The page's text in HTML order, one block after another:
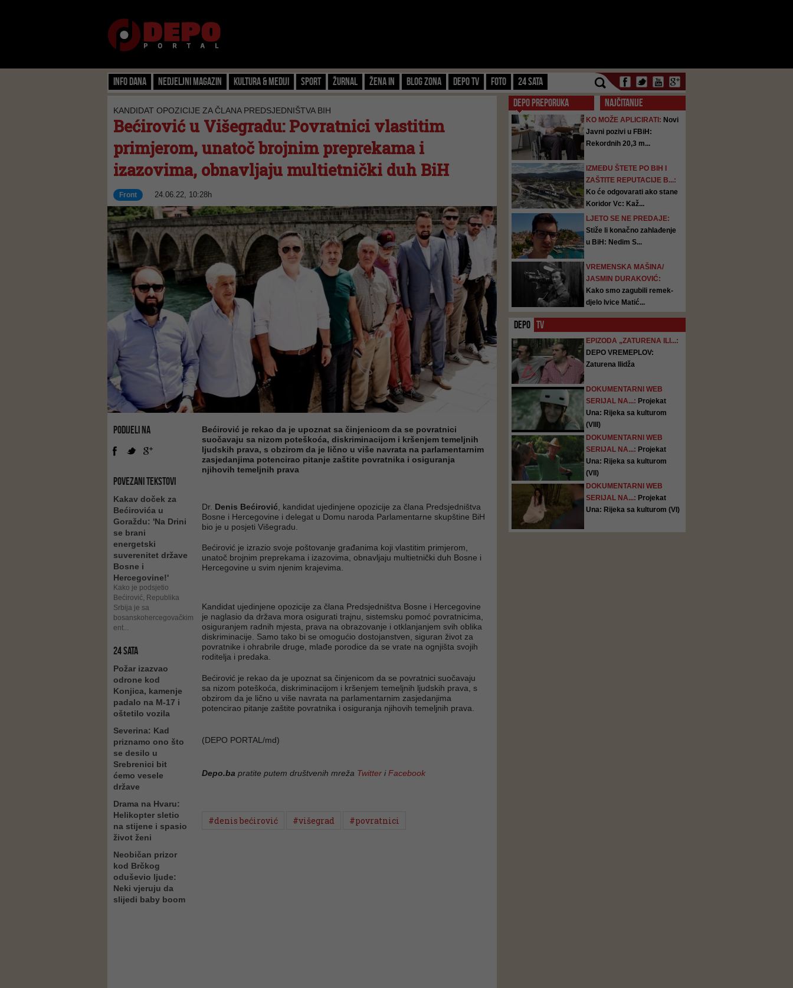
Info dana Nedjeljni magazin Kultura & Mediji Sport Žurnal Žena IN Blog zona Depo TV FOTO 24 SATA
KANDIDAT OPOZICIJE ZA ČLANA PREDSJEDNIŠTVA BIH
Bećirović u Višegradu: Povratnici vlastitim
primjerom, unatoč brojnim preprekama i
izazovima, obnavljaju multietnički duh BiH
Front 24.06.22, 10:28h
PODIJELI NA
POVEZANI TEKSTOVI
Kakav doček za
Bećirovića u
Goraždu: 'Na Drini
se brani
energetski
suverenitet države
Bosne i
Hercegovine!'
Kako je podsjetio
Bećirović, Republika
Srbija je sa
bosanskohercegovačkim
ent...
24 SATA
Požar izazvao
odrone kod
Konjica, kamenje
padalo na M-17 i
oštetilo vozila
Severina: Kad
priznamo ono što
se desilo u
Srebrenici bit
ćemo vesele
države
Drama na Hvaru:
Helikopter sletio
na stijene i spasio
život ženi
Neobičan prizor
kod Brčkog
oduševio ljude:
Neki vjeruju da
slijedi baby boom
Bećirović je rekao da je upoznat sa činjenicom da se povratnici
suočavaju sa nizom poteškoća, diskriminacijom i kršenjem temeljnih
ljudskih prava, s obzirom da je lično u više navrata na parlamentarnim
zasjedanjima potencirao pitanje zaštite povratnika i osiguranja
njihovih temeljnih prava
Dr. Denis Bećirović , kandidat ujedinjene opozicije za člana Predsjedništva
Bosne i Hercegovine i delegat u Domu naroda Parlamentarne skupštine BiH
bio je u posjeti Višegradu.
Bećirović je izrazio svoje poštovanje građanima koji vlastitim primjerom,
unatoč brojnim preprekama i izazovima, obnavljaju multietnički duh Bosne i
Hercegovine u svim njenim krajevima.
Kandidat ujedinjene opozicije za člana Predsjedništva Bosne i Hercegovine
je naglasio da država mora osigurati trajnu, sistemsku pomoć povratnicima,
osiguranjem radnih mjesta, prava na obrazovanje i otklanjanjem svih oblika
diskriminacije. Samo tako bi se omogućio dostojanstven, siguran život za
povratnike i ohrabrile druge, mlađe porodice da se vrate na ognjišta svojih
roditelja i predaka.
Bećirović je rekao da je upoznat sa činjenicom da se povratnici suočavaju
sa nizom poteškoća, diskriminacijom i kršenjem temeljnih ljudskih prava, s
obzirom da je lično u više navrata na parlamentarnim zasjedanjima
potencirao pitanje zaštite povratnika i osiguranja njihovih temeljnih prava.
(DEPO PORTAL/md)
Depo.ba pratite putem društvenih mreža Twitter iFacebook
#denis bećirović #višegrad #povratnici
DEPO PREPORUKA NAJČITANIJE
KO MOŽE APLICIRATI: Novi
Javni pozivi u FBiH:
Rekordnih 20,3 m...
IZMEĐU ŠTETE PO BIH I
ZAŠTITE REPUTACIJE B...:
Ko će odgovarati ako stane
Koridor Vc: Kaž...
LJETO SE NE PREDAJE:
Stiže li konačno zahlađenje
u BiH: Nedim S...
VREMENSKA MAŠINA/
JASMIN DURAKOVIĆ:
Kako smo zagubili remek-
djelo Ivice Matić...
DEPO TV
EPIZODA „ZATURENA ILI...:
DEPO VREMEPLOV:
Zaturena Ilidža
DOKUMENTARNI WEB
SERIJAL NA...: Projekat
Una: Rijeka sa kulturom
(VIII)
DOKUMENTARNI WEB
SERIJAL NA...: Projekat
Una: Rijeka sa kulturom
(VII)
DOKUMENTARNI WEB
SERIJAL NA...: Projekat
Una: Rijeka sa kulturom (VI)